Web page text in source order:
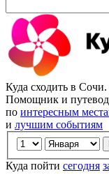
Куда сходить в
Помощник и
по интересным
и лучшим событиям
Куда пойти сегодня